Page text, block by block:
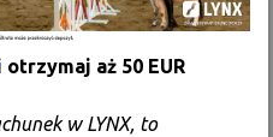
otrzymaj aż 50 EUR
w LYNX, to